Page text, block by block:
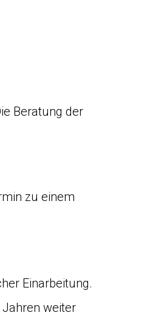
Beratung der
zu einem
Einarbeitung.
weiter